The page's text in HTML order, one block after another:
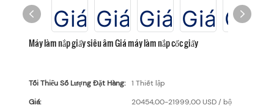
Máy làm nắp giấy siêu âm Giá máy làm nắp cốc giấy
Tối Thiểu Số Lượng Đặt Hàng:
1 Thiết lập
Giá:
20454,00-21999,00 USD / bộ